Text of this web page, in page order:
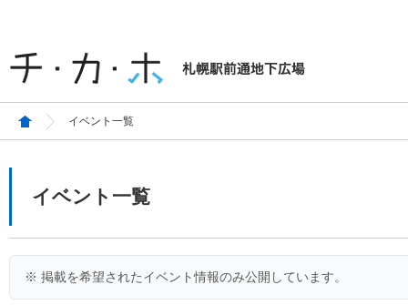
イベント一覧
イベント一覧
※ 掲載を希望されたイベント情報のみ公開しています。